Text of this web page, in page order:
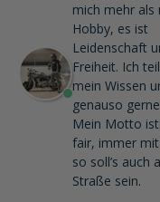
mich mehr als
Hobby, es ist
Leidenschaft
Freiheit. Ich
mein Wissen
genauso
Mein Motto
fair, immer
so soll’s auch
Straße sein.